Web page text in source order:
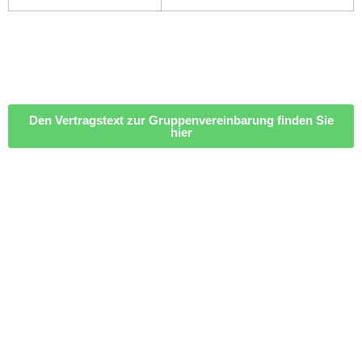
Den Vertragstext zur Gruppenvereinbarung finden Sie
hier